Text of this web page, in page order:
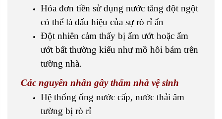
Hóa đơn tiền sử dụng nước tăng đột ngột
có thể là dấu hiệu của sự rò rỉ ẩn
Đột nhiên cảm thấy bị ẩm ướt hoặc ẩm
ướt bất thường kiểu như mồ hôi bám trên
tường nhà.
Các nguyên nhân gây thấm nhà vệ sinh
Hệ thống ống nước cấp, nước thải âm
tường bị rò rỉ